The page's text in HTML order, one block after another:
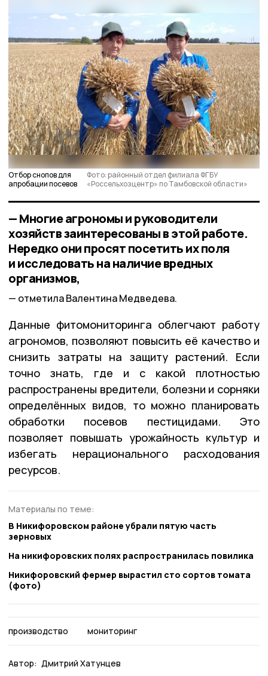
Отбор снопов для
апробации посевов
Фото: районный отдел филиала ФГБУ
«Россельхозцентр» по Тамбовской области»
— Многие агрономы и руководители
хозяйств заинтересованы в этой работе.
Нередко они просят посетить их поля
и исследовать на наличие вредных
организмов,
отметила Валентина Медведева.
Данные фитомониторинга облегчают работу
агрономов, позволяют повысить её качество и
снизить затраты на защиту растений. Если
точно знать, где и с какой плотностью
распространены вредители, болезни и сорняки
определённых видов, то можно планировать
обработки посевов пестицидами. Это
позволяет повышать урожайность культур и
избегать нерационального расходования
ресурсов.
Материалы по теме:
В Никифоровском районе убрали пятую часть
зерновых
На никифоровских полях распространилась повилика
Никифоровский фермер вырастил сто сортов томата
(фото)
производство мониторинг
Автор: Дмитрий Хатунцев